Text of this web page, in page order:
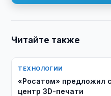
Читайте также
ТЕХНОЛОГИИ
«Росатом» предложил
центр 3D-печати